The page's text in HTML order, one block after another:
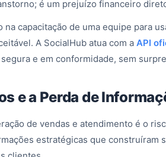
é um prejuízo financeiro
capacitação de uma equipe para
A SocialHub atua com a API
e em conformidade, sem
e a Perda de
de vendas e atendimento é o
estratégicas que construíram